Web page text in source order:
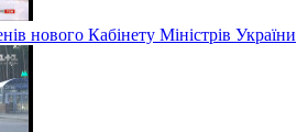
нового Кабінету Міністрів України